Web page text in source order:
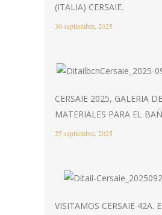
(ITALIA) CERSAIE.
30 septiembre, 2025
CERSAIE 2025, GALERIA DE
MATERIALES PARA EL
25 septiembre, 2025
VISITAMOS CERSAIE 42A.